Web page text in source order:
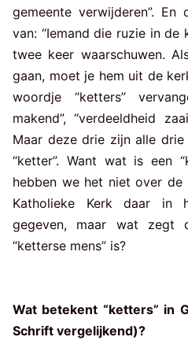
gemeente verwijderen”.
van: “Iemand die ruzie in
twee keer waarschuwen.
gaan, moet je hem uit de
woordje “ketters”
makend”, “verdeeldheid
Maar deze drie zijn alle
“ketter”. Want wat is een
hebben we het niet over de
Katholieke Kerk daar in
gegeven, maar wat zegt
“ketterse mens” is?
Wat betekent “ketters” in
Schrift vergelijkend)?